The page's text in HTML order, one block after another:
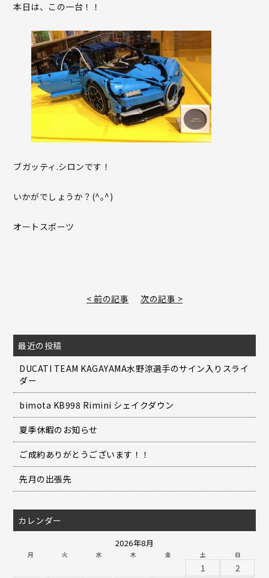
本日は、この一台！！
ブガッティ.シロンです！
いかがでしょうか？(^｡^)
オートスポーツ
< 前の記事 次の記事 >
最近の投稿
DUCATI TEAM KAGAYAMA水野涼選手のサイン入りスライ
ダー
bimota KB998 Rimini シェイクダウン
夏季休暇のお知らせ
ご成約ありがとうございます！！
先月の出張先
カレンダー
2026年8月
月 火 水 木 金 土 日
1
2